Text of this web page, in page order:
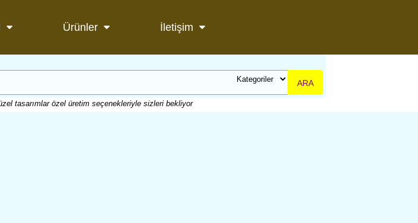
Ürünler İletişim
ARA
tasarımlar özel üretim seçenekleriyle sizleri bekliyor